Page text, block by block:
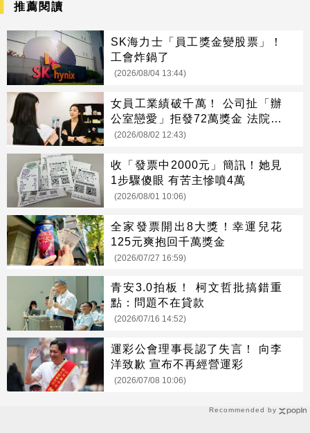
Recommended by
推薦閱讀
SK海力士「員工獎金變股票」！
工會炸鍋了
(2026/08/04 13:44)
女員工業績破千萬！ 公司扯「辦
公室戀愛」拒發72萬獎金 法院判
她贏了
(2026/08/02 12:43)
收「發票中2000元」簡訊！她見
1步驟傻眼 有苦主慘噴4萬
(2026/08/01 10:06)
全家發票開出8大獎！幸運兒花
125元爽抱回千萬獎金
(2026/07/27 16:59)
青安3.0拍板！ 柯文哲批搞錯重
點：問題不在貸款
(2026/07/16 14:52)
運彩公會理事長認了失言！ 向李
洋致歉 宣布不再經營運彩
(2026/07/08 10:06)